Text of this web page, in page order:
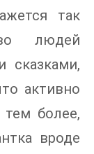
так
людей
сказками,
активно
более,
вроде